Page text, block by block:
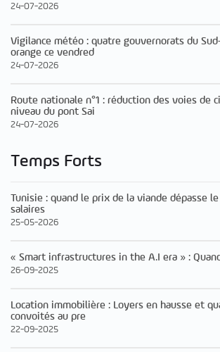
24-07-2026
Vigilance météo : quatre gouvernorats du
orange ce vendred
24-07-2026
Route nationale n°1 : réduction des voies de
niveau du pont Sai
24-07-2026
Temps Forts
Tunisie : quand le prix de la viande dépasse
salaires
25-05-2026
« Smart infrastructures in the A.I era » :
26-09-2025
Location immobilière : Loyers en hausse et
convoités au pre
22-09-2025